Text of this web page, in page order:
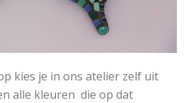
kies je in ons atelier zelf uit
alle kleuren die op dat